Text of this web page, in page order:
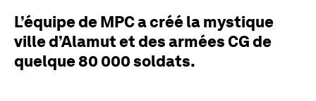
L’équipe de MPC a créé la mystique
ville d’Alamut et des armées CG de
quelque 80 000 soldats.